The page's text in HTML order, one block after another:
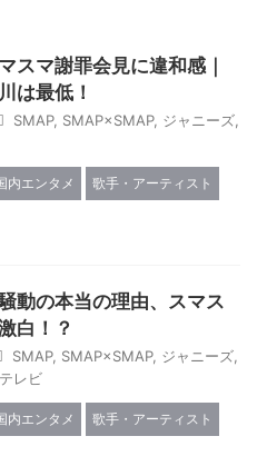
スマ謝罪会見に違和感｜
は最低！
SMAP, SMAP×SMAP, ジャニーズ
内エンタメ 歌手・アーティスト
動の本当の理由、スマス
白！？
SMAP, SMAP×SMAP, ジャニーズ
レビ
内エンタメ 歌手・アーティスト